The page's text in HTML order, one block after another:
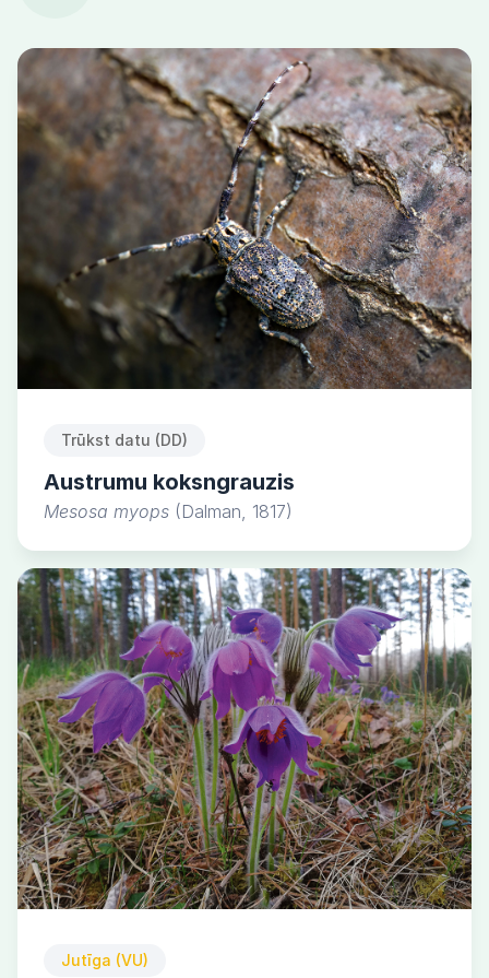
Trūkst datu (DD)
Austrumu koksngrauzis
Mesosa myops (Dalman, 1817)
Jutīga (VU)